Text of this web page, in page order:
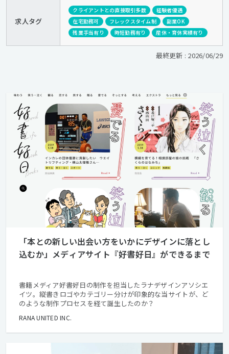
求人タグ
クライアントとの直接取引多数
経験者優遇
在宅勤務可
フレックスタイム制
副業OK
残業手当有り
時短勤務有り 産休・育休実績有り
最終更新 : 2026/06/29
「本との新しい出会い方をいかにデザインに落とし
込むか」メディアサイト『好書好日』ができるまで
書籍メディア好書好日の制作を担当したラナデザインアソシエ
イツ。縦書きロゴやカテゴリー分けが印象的な当サイトが、ど
のような制作プロセスを経て誕生したのか？
RANA UNITED INC.